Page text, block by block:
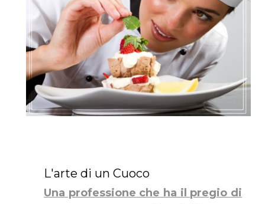
L'arte di un Cuoco
Una professione che ha il pregio di